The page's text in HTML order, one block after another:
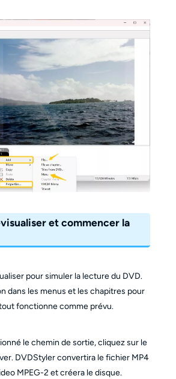
et commencer la
pour simuler la lecture du DVD.
dans les menus et les chapitres pour
fonctionne comme prévu.
le chemin de sortie, cliquez sur le
DVDStyler convertira le fichier MP4
MPEG-2 et créera le disque.